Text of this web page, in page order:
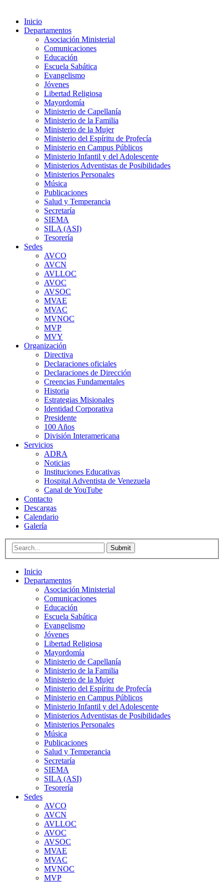
Inicio
Departamentos
Asociación Ministerial
Comunicaciones
Educación
Escuela Sabática
Evangelismo
Jóvenes
Libertad Religiosa
Mayordomía
Ministerio de Capellanía
Ministerio de la Familia
Ministerio de la Mujer
Ministerio del Espíritu de Profecía
Ministerio en Campus Públicos
Ministerio Infantil y del Adolescente
Ministerios Adventistas de Posibilidades
Ministerios Personales
Música
Publicaciones
Salud y Temperancia
Secretaría
SIEMA
SILA (ASI)
Tesorería
Sedes
AVCO
AVCN
AVLLOC
AVOC
AVSOC
MVAE
MVAC
MVNOC
MVP
MVY
Organización
Directiva
Declaraciones oficiales
Declaraciones de Dirección
Creencias Fundamentales
Historia
Estrategias Misionales
Identidad Corporativa
Presidente
100 Años
División Interamericana
Servicios
ADRA
Noticias
Instituciones Educativas
Hospital Adventista de Venezuela
Canal de YouTube
Contacto
Descargas
Calendario
Galería
Submit
Inicio
Departamentos
Asociación Ministerial
Comunicaciones
Educación
Escuela Sabática
Evangelismo
Jóvenes
Libertad Religiosa
Mayordomía
Ministerio de Capellanía
Ministerio de la Familia
Ministerio de la Mujer
Ministerio del Espíritu de Profecía
Ministerio en Campus Públicos
Ministerio Infantil y del Adolescente
Ministerios Adventistas de Posibilidades
Ministerios Personales
Música
Publicaciones
Salud y Temperancia
Secretaría
SIEMA
SILA (ASI)
Tesorería
Sedes
AVCO
AVCN
AVLLOC
AVOC
AVSOC
MVAE
MVAC
MVNOC
MVP